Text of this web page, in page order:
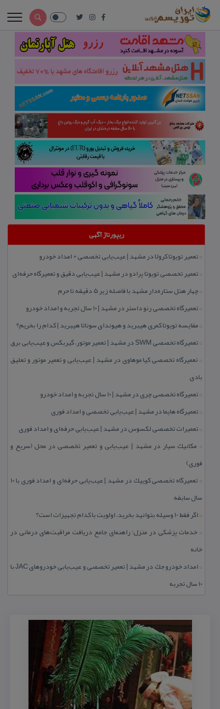
ریپورتاژ آگهی
:: تعمیر تویوتا كرولا در مشهد | عیب‌یابی تخصصی + امداد خودرو
:: تعمیر تخصصی تویوتا پرادو در مشهد | عیب‌یابی دقیق و تعمیرگاه حرفه‌ای
::چهار هتل‌ ستاره‌دار مشهد با فاصله زیر 5 دقیقه تا حرم
:: تعمیرگاه تخصصی رنو داستر در مشهد | ۱۰ سال تجربه و امداد خودرو
:: مقایسه تویوتا كمری هیبرید و هیوندای سوناتا هیبرید | كدام را بخریم؟
:: تعمیرگاه تخصصی SWM در مشهد | تعمیر موتور، گیربكس و عیب‌یابی برق
:: تعمیرگاه تخصصی كیا موهاوی در مشهد | عیب‌یابی و تعمیر موتور و تعلیق
بادی
:: تعمیرگاه تخصصی چری در مشهد | ۱۰ سال تجربه و امداد خودرو
:: تعمیرگاه هایما در مشهد | عیب‌یابی تخصصی و امداد فوری
:: تعمیرات تخصصی لكسوس در مشهد | عیب‌یابی حرفه‌ای و امداد فوری
:: مكانیك سیار در مشهد | عیب‌یابی و تعمیر تخصصی در محل (سریع و
فوری)
::
تعمیرگاه تخصصی كوییك در مشهد | عیب‌یابی حرفه‌ای و امداد فوری با ۱۰
سال سابقه
:: اگر فقط 10 وسیله بتوانید بخرید، اولویت با كدام تجهیزات است؟
:: خدمات پزشكی در منزل؛ راهنمای جامع دریافت مراقبت‌های درمانی در
خانه
::
امداد خودرو جك در مشهد | تعمیر تخصصی و عیب‌یابی خودروهای JAC با
۱۰ سال تجربه